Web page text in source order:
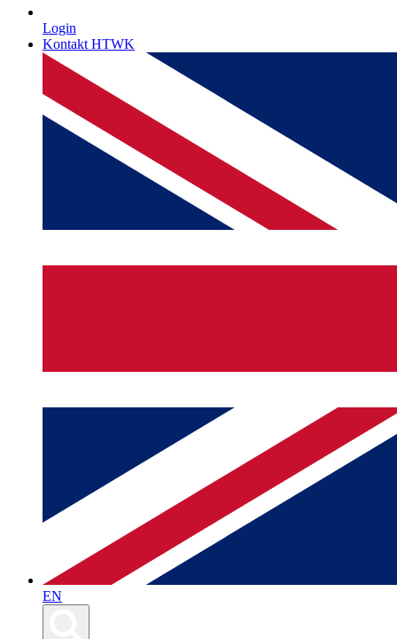
Login
Kontakt HTWK
EN